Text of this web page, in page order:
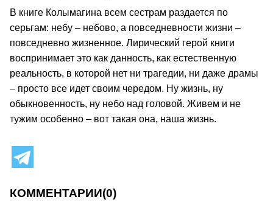
В книге Колымагина всем сестрам раздается по
серьгам: небу – небово, а повседневности жизни –
повседневно жизненное. Лирический герой книги
воспринимает это как данность, как естественную
реальность, в которой нет ни трагедии, ни даже драмы
– просто все идет своим чередом. Ну жизнь, ну
обыкновенность, ну небо над головой. Живем и не
тужим особенно – вот такая она, наша жизнь.
КОММЕНТАРИИ(0)